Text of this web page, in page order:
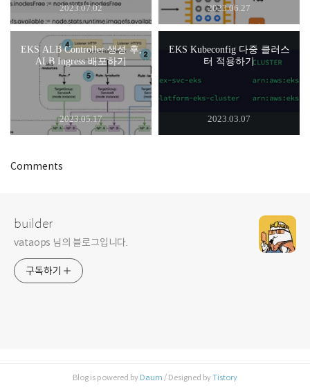
2023.07.02 2023.06.27
EKS ALB Controller 생성 후,
ALB Ingress 배포하기
2023.05.17
EKS Kubeconfig 다중 클러스
터 적용하기
2023.03.07
Comments
builder
vataops 님의 블로그입니다.
구독하기
Blog is powered by Daum / Designed byTistory